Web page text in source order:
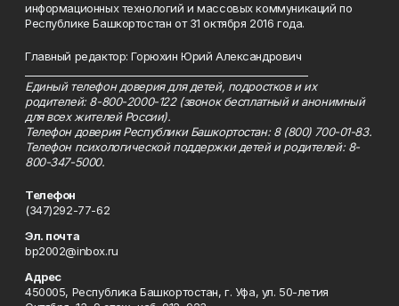
информационных технологий и массовых коммуникаций по
Республике Башкортостан от 31 октября 2016 года.
Главный редактор: Горюхин Юрий Александрович
Единый телефон доверия для детей, подростков и их
родителей: 8-800-2000-122 (звонок бесплатный и анонимный
для всех жителей России).
Телефон доверия Республики Башкортостан: 8 (800) 700-01-83.
Телефон психологической поддержки детей и родителей: 8-
800-347-5000.
Телефон
(347)292-77-62
Эл. почта
bp2002@inbox.ru
Адрес
450005, Республика Башкортостан, г. Уфа, ул. 50-летия